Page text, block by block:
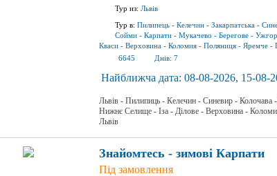
Тур из: Львів
Тур в: Пилипець - Келечин - Закарпатська -
Сойми - Карпати - Мукачево - Берегове -
Кваси - Верховина - Коломия - Поляниця - Яремче -
6645
Днів: 7
Найближча дата: 08-08-2026, 15-08-
Львів - Пилипиць - Келечин - Синевир -
Нижнє Селище - Іза - Ділове - Верховина -
Львів
Знайомтесь - зимові Карпати
Під замовлення